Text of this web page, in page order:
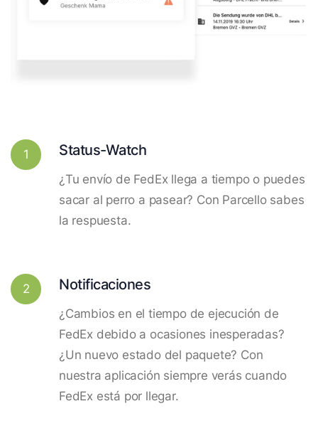
1 Status-Watch
¿Tu envío de FedEx llega a tiempo o puedes
sacar al perro a pasear? Con Parcello sabes
la respuesta.
2 Notificaciones
¿Cambios en el tiempo de ejecución de
FedEx debido a ocasiones inesperadas?
¿Un nuevo estado del paquete? Con
nuestra aplicación siempre verás cuando
FedEx está por llegar.